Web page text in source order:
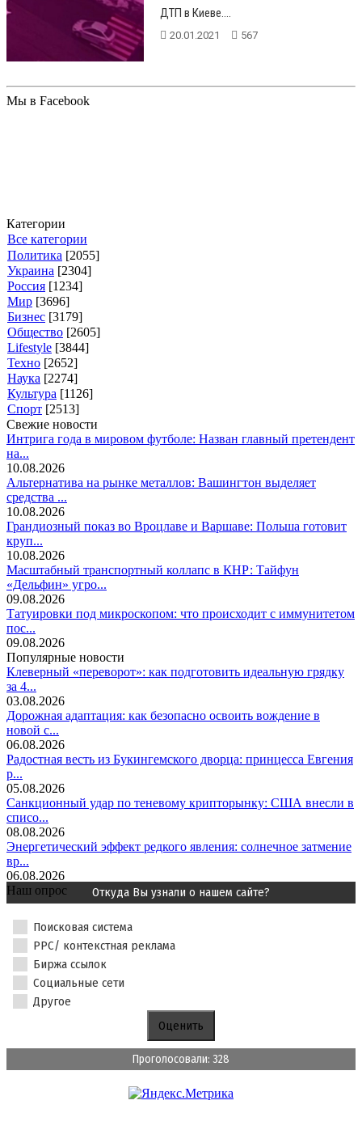
ДТП в Киеве....
20.01.2021 567
Мы в Facebook
Категории
Все категории
Политика [2055]
Украина [2304]
Россия [1234]
Мир [3696]
Бизнес [3179]
Общество [2605]
Lifestyle [3844]
Техно [2652]
Наука [2274]
Культура [1126]
Спорт [2513]
Свежие новости
Интрига года в мировом футболе: Назван главный претендент
на...
10.08.2026
Альтернатива на рынке металлов: Вашингтон выделяет
средства ...
10.08.2026
Грандиозный показ во Вроцлаве и Варшаве: Польша готовит
круп...
10.08.2026
Масштабный транспортный коллапс в КНР: Тайфун
«Дельфин» угро...
09.08.2026
Татуировки под микроскопом: что происходит с иммунитетом
пос...
09.08.2026
Популярные новости
Клеверный «переворот»: как подготовить идеальную грядку
за 4...
03.08.2026
Дорожная адаптация: как безопасно освоить вождение в
новой с...
06.08.2026
Радостная весть из Букингемского дворца: принцесса Евгения
р...
05.08.2026
Санкционный удар по теневому крипторынку: США внесли в
списо...
08.08.2026
Энергетический эффект редкого явления: солнечное затмение
вр...
06.08.2026
Наш опрос
Откуда Вы узнали о нашем сайте?
Поисковая система
PPC/ контекстная реклама
Биржа ссылок
Социальные сети
Другое
Проголосовали: 328